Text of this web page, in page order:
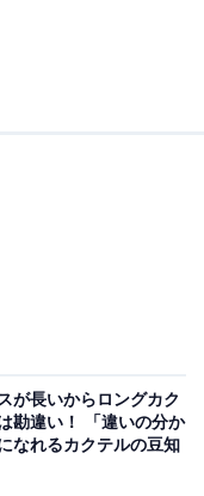
食べられたらいい
永谷園の「お茶づ
宗七郎の命日にち
が長いからロングカク
勘違い！ 「違いの分か
なれるカクテルの豆知